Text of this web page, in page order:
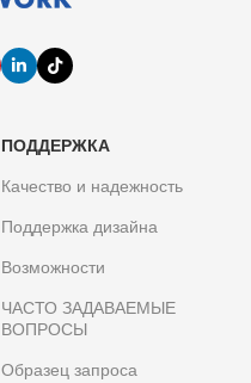
ПОДДЕРЖКА
Качество и надежность
Поддержка дизайна
Возможности
ЧАСТО ЗАДАВАЕМЫЕ
ВОПРОСЫ
Образец запроса